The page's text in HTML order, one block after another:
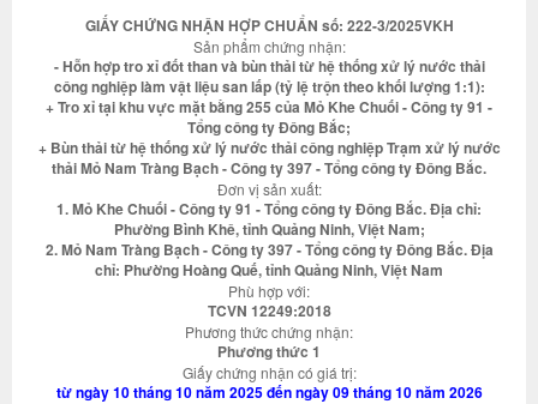
GIẤY CHỨNG NHẬN HỢP CHUẨN số: 222-3/2025VKH
Sản phẩm chứng nhận:
- Hỗn hợp tro xỉ đốt than và bùn thải từ hệ thống xử lý nước thải
công nghiệp làm vật liệu san lấp (tỷ lệ trộn theo khối lượng 1:1):
+ Tro xỉ tại khu vực mặt bằng 255 của Mỏ Khe Chuối - Công ty 91 -
Tổng công ty Đông Bắc;
+ Bùn thải từ hệ thống xử lý nước thải công nghiệp Trạm xử lý nước
thải Mỏ Nam Tràng Bạch - Công ty 397 - Tổng công ty Đông Bắc.
Đơn vị sản xuất:
1. Mỏ Khe Chuối - Công ty 91 - Tổng công ty Đông Bắc. Địa chỉ:
Phường Bình Khê, tỉnh Quảng Ninh, Việt Nam;
2. Mỏ Nam Tràng Bạch - Công ty 397 - Tổng công ty Đông Bắc. Địa
chỉ: Phường Hoàng Quế, tỉnh Quảng Ninh, Việt Nam
Phù hợp với:
TCVN 12249:2018
Phương thức chứng nhận:
Phương thức 1
Giấy chứng nhận có giá trị:
từ ngày 10 tháng 10 năm 2025 đến ngày 09 tháng 10 năm 2026